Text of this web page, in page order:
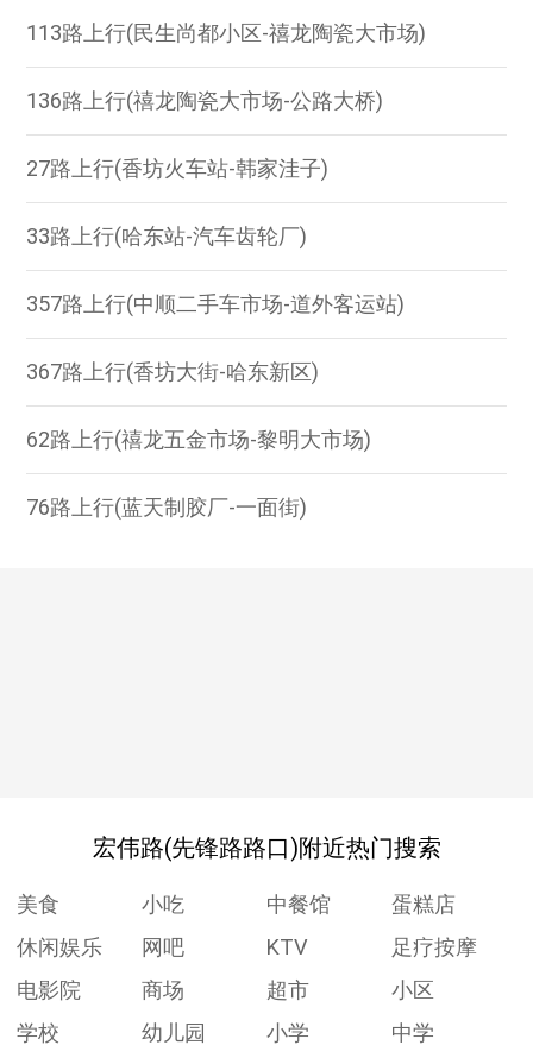
113路上行(民生尚都小区-禧龙陶瓷大市场)
136路上行(禧龙陶瓷大市场-公路大桥)
27路上行(香坊火车站-韩家洼子)
33路上行(哈东站-汽车齿轮厂)
357路上行(中顺二手车市场-道外客运站)
367路上行(香坊大街-哈东新区)
62路上行(禧龙五金市场-黎明大市场)
76路上行(蓝天制胶厂-一面街)
宏伟路(先锋路路口)附近热门搜索
美食 小吃 中餐馆
蛋糕店
休闲娱乐
网吧 KTV
足疗按摩
电影院
商场 超市
小区
学校
幼儿园 小学
中学